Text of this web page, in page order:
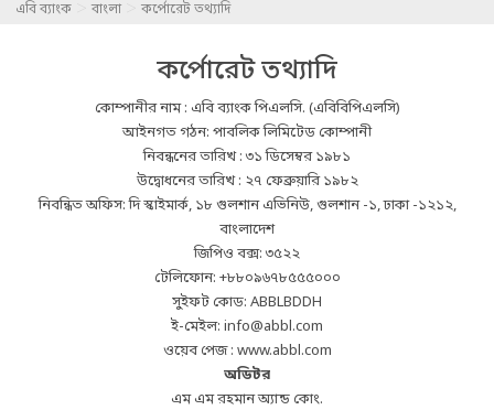
এবি ব্যাংক বাংলা কর্পোরেট তথ্যাদি
কর্পোরেট তথ্যাদি
কোম্পানীর নাম : এবি ব্যাংক পিএলসি. (এবিবিপিএলসি)
আইনগত গঠন: পাবলিক লিমিটেড কোম্পানী
নিবন্ধনের তারিখ : ৩১ ডিসেম্বর ১৯৮১
উদ্বোধনের তারিখ : ২৭ ফেব্রুয়ারি ১৯৮২
নিবন্ধিত অফিস: দি স্কাইমার্ক, ১৮ গুলশান এভিনিউ, গুলশান -১, ঢাকা -১২১২,
বাংলাদেশ
জিপিও বক্স: ৩৫২২
টেলিফোন: +৮৮০৯৬৭৮৫৫৫০০০
সুইফট কোড: ABBLBDDH
ই-মেইল: info@abbl.com
ওয়েব পেজ : www.abbl.com
অডিটর
এম এম রহমান অ্যান্ড কোং.